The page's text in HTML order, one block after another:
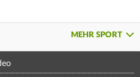
MEHR SPORT